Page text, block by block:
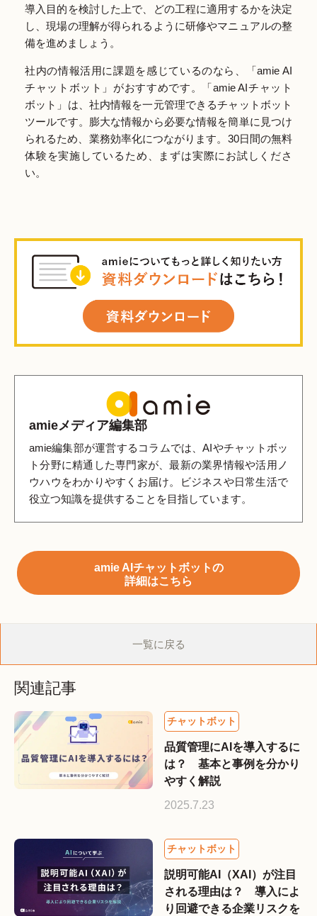
導入目的を検討した上で、どの工程に適用するかを決定
し、現場の理解が得られるように研修やマニュアルの整
備を進めましょう。
社内の情報活用に課題を感じているのなら、「amie AI
チャットボット」がおすすめです。「amie AIチャット
ボット」は、社内情報を一元管理できるチャットボット
ツールです。膨大な情報から必要な情報を簡単に見つけ
られるため、業務効率化につながります。30日間の無料
体験を実施しているため、まずは実際にお試しくださ
い。
amieメディア編集部
amie編集部が運営するコラムでは、AIやチャットボッ
ト分野に精通した専門家が、最新の業界情報や活用ノ
ウハウをわかりやすくお届け。ビジネスや日常生活で
役立つ知識を提供することを目指しています。
amie AIチャットボットの
詳細はこちら
一覧に戻る
関連記事
品質管理にAIを導入するに
は？ 基本と事例を分かり
やすく解説
2025.7.23
説明可能AI（XAI）が注目
される理由は？ 導入によ
り回避できる企業リスクを